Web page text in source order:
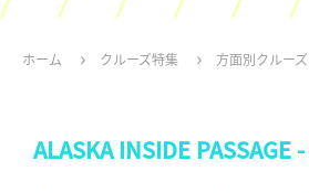
ホーム クルーズ特集 方面別クルーズ
ALASKA INSIDE PASSAGE